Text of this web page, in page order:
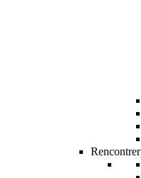
Rencontrer